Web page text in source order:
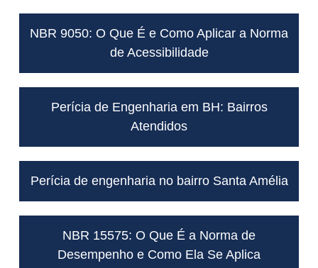
NBR 9050: O Que É e Como Aplicar a Norma
de Acessibilidade
Perícia de Engenharia em BH: Bairros
Atendidos
Perícia de engenharia no bairro Santa Amélia
NBR 15575: O Que É a Norma de
Desempenho e Como Ela Se Aplica